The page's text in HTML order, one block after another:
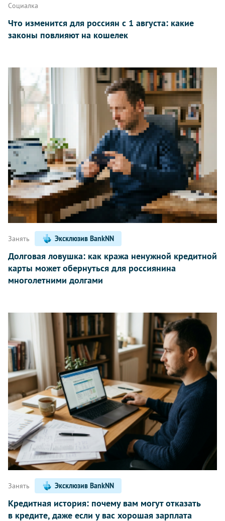
Социалка
Что изменится для россиян с 1 августа: какие
законы повлияют на кошелек
Занять Эксклюзив BankNN
Долговая ловушка: как кража ненужной кредитной
карты может обернуться для россиянина
многолетними долгами
Занять Эксклюзив BankNN
Кредитная история: почему вам могут отказать
в кредите, даже если у вас хорошая зарплата